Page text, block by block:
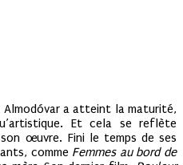
Almodóvar a atteint la maturité,
Et cela se reflète
œuvre. Fini le temps de ses
comme Femmes au bord de